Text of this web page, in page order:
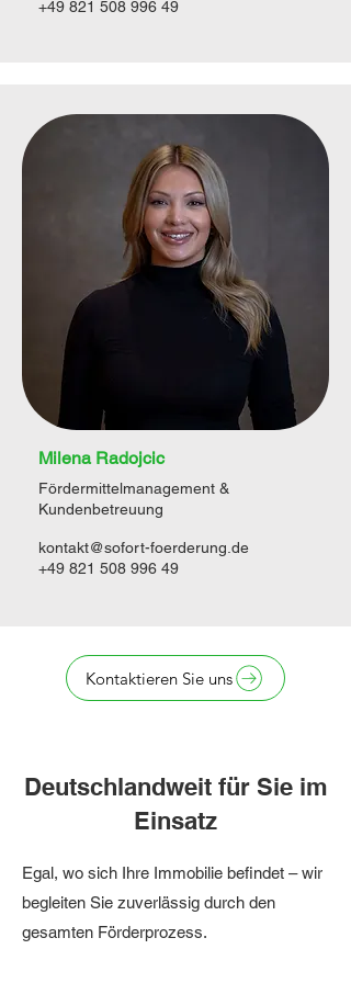
+49 821 508 996 49
Milena Radojcic
Fördermittelmanagement &
Kundenbetreuung
kontakt@sofort-foerderung.de
+49 821 508 996 49
Kontaktieren Sie uns
Deutschlandweit für Sie im
Einsatz
Egal, wo sich Ihre Immobilie befindet – wir
begleiten Sie zuverlässig durch den
gesamten Förderprozess.